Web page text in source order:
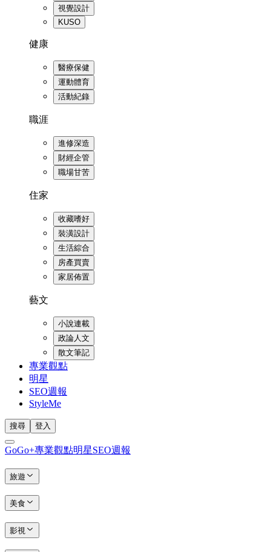
視覺設計
KUSO
健康
醫療保健
運動體育
活動紀錄
職涯
進修深造
財經企管
職場甘苦
住家
收藏嗜好
裝潢設計
生活綜合
房產買賣
家居佈置
藝文
小說連載
政論人文
散文筆記
專業觀點
明星
SEO週報
StyleMe
搜尋 登入
GoGo+專業觀點明星SEO週報
旅遊
美食
影視